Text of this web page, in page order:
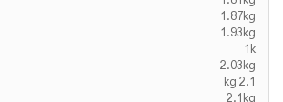
1.87kg
1.93kg
1k
2.03kg
2.1 kg